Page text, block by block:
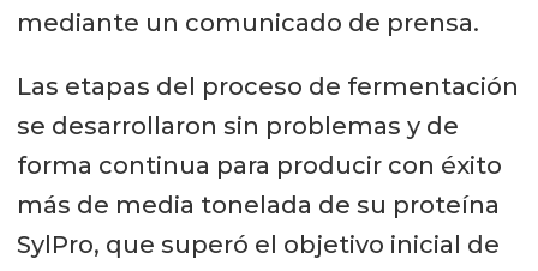
mediante un comunicado de prensa.
Las etapas del proceso de fermentación
se desarrollaron sin problemas y de
forma continua para producir con éxito
más de media tonelada de su proteína
SylPro, que superó el objetivo inicial de